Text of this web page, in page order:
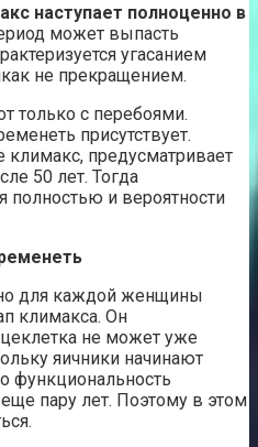
наступает полноценно в
может выпасть
угасанием
не прекращением.
только с перебоями.
присутствует.
климакс, предусматривает
50 лет. Тогда
полностью и вероятности
для каждой женщины
климакса. Он
не может уже
яичники начинают
функциональность
пару лет. Поэтому в этом